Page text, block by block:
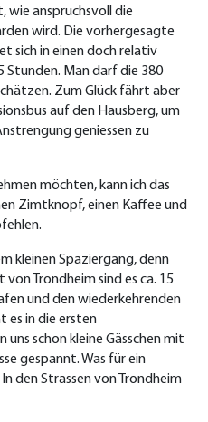
wie anspruchsvoll die
wird. Die vorhergesagte
sich in einen doch relativ
Stunden. Man darf die 380
Zum Glück fährt aber
auf den Hausberg, um
geniessen zu
möchten, kann ich das
Zimtknopf, einen Kaffee und
kleinen Spaziergang, denn
Trondheim sind es ca. 15
und den wiederkehrenden
es in die ersten
schon kleine Gässchen mit
gespannt. Was für ein
den Strassen von Trondheim